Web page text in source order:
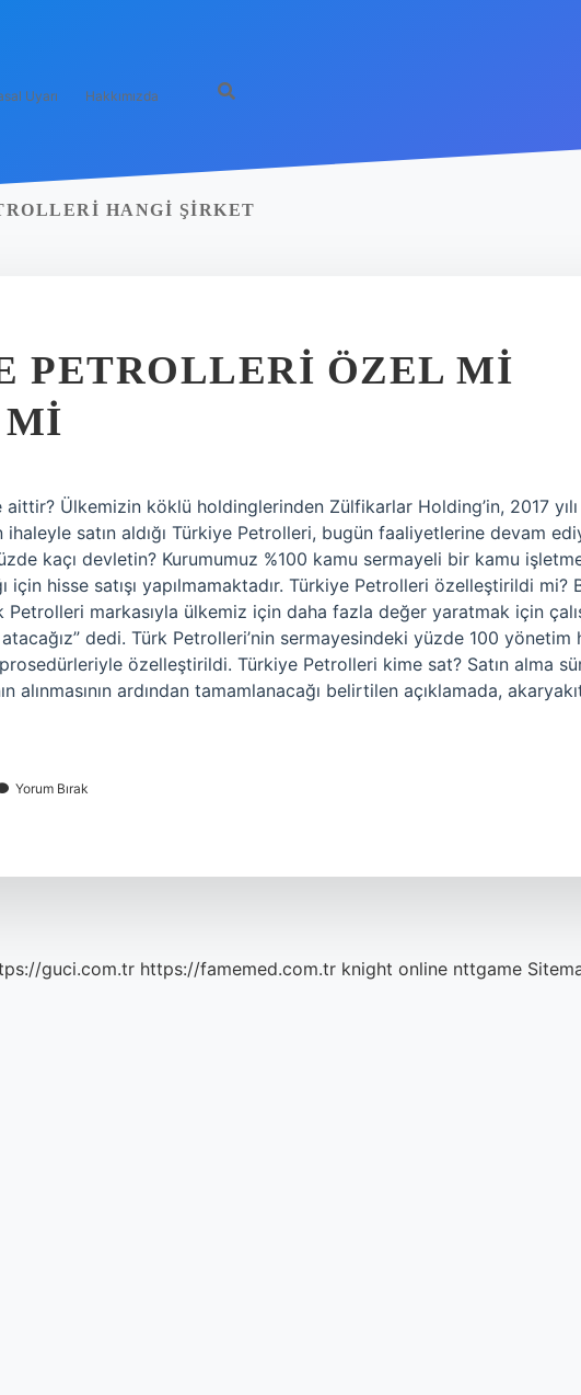
Uyarı Hakkımızda
HANGI ŞIRKET
PETROLLERI ÖZEL MI
MI
Ülkemizin köklü holdinglerinden Zülfikarlar Holding’in, 2017
satın aldığı Türkiye Petrolleri, bugün faaliyetlerine devam
kaçı devletin? Kurumumuz %100 kamu sermayeli bir kamu
için hisse satışı yapılmamaktadır. Türkiye Petrolleri özelleştirildi mi?
Petrolleri markasıyla ülkemiz için daha fazla değer yaratmak için
dedi. Türk Petrolleri’nin sermayesindeki yüzde 100 yönetim
özelleştirildi. Türkiye Petrolleri kime sat? Satın alma
alınmasının ardından tamamlanacağı belirtilen açıklamada,
Yorum Bırak
guci.com.tr https://famemed.com.tr knight online nttgame